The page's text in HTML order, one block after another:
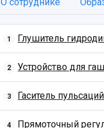
1 Глушитель
2 Устройство для
3 Гаситель
4 Прямоточный